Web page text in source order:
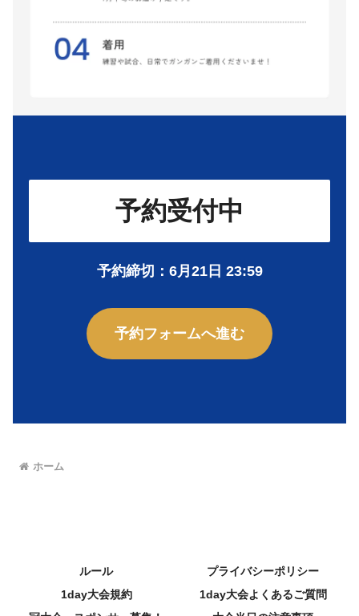
予約受付中
予約締切：6月21日 23:59
予約フォームへ進む
ホーム
ルール
プライバシーポリシー
1day大会規約
1day大会よくあるご質問